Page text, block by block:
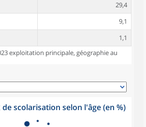
29,4
9,1
1,1
exploitation principale, géographie au
de scolarisation selon l'âge (en %)